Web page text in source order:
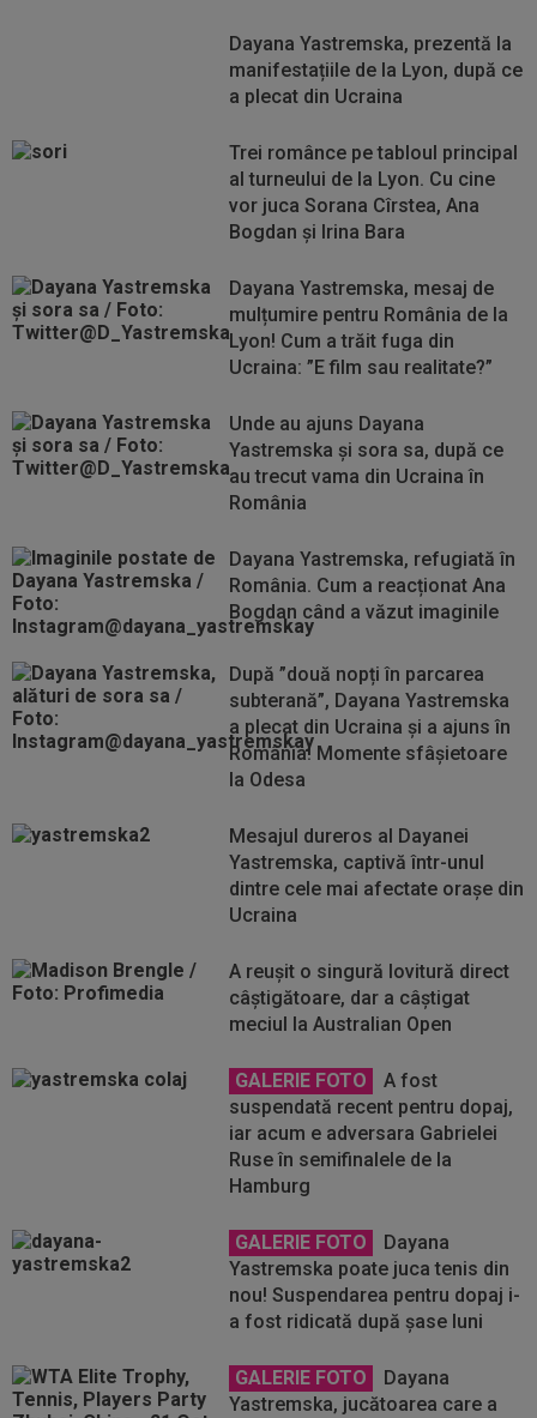
Dayana Yastremska, prezentă la
manifestațiile de la Lyon, după ce
a plecat din Ucraina
Trei românce pe tabloul principal
al turneului de la Lyon. Cu cine
vor juca Sorana Cîrstea, Ana
Bogdan și Irina Bara
Dayana Yastremska, mesaj de
mulțumire pentru România de la
Lyon! Cum a trăit fuga din
Ucraina: ”E film sau realitate?”
Unde au ajuns Dayana
Yastremska și sora sa, după ce
au trecut vama din Ucraina în
România
Dayana Yastremska, refugiată în
România. Cum a reacționat Ana
Bogdan când a văzut imaginile
După ”două nopți în parcarea
subterană”, Dayana Yastremska
a plecat din Ucraina și a ajuns în
România! Momente sfâșietoare
la Odesa
Mesajul dureros al Dayanei
Yastremska, captivă într-unul
dintre cele mai afectate orașe din
Ucraina
A reușit o singură lovitură direct
câștigătoare, dar a câștigat
meciul la Australian Open
GALERIE FOTO
A fost
suspendată recent pentru dopaj,
iar acum e adversara Gabrielei
Ruse în semifinalele de la
Hamburg
GALERIE FOTO
Dayana
Yastremska poate juca tenis din
nou! Suspendarea pentru dopaj i-
a fost ridicată după șase luni
GALERIE FOTO
Dayana
Yastremska, jucătoarea care a